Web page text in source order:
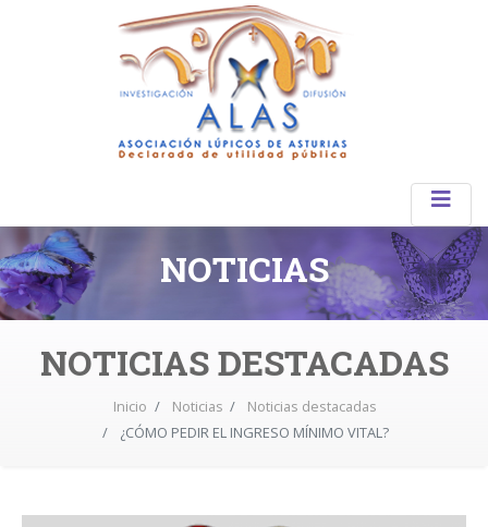
NOTICIAS
NOTICIAS DESTACADAS
Inicio Noticias
Noticias destacadas
¿CÓMO PEDIR EL INGRESO MÍNIMO VITAL?